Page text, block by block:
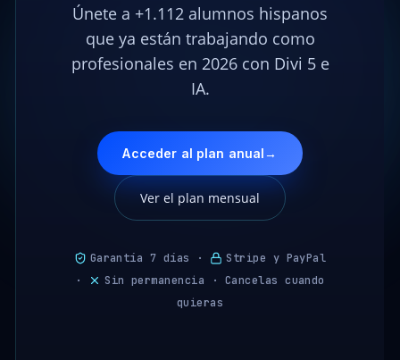
Únete a +1.112 alumnos hispanos
que ya están trabajando como
profesionales en 2026 con Divi 5 e
IA.
Acceder al plan anual→
Ver el plan mensual
Garantía 7 días ·
Stripe y PayPal
·
Sin permanencia · Cancelas cuando
quieras